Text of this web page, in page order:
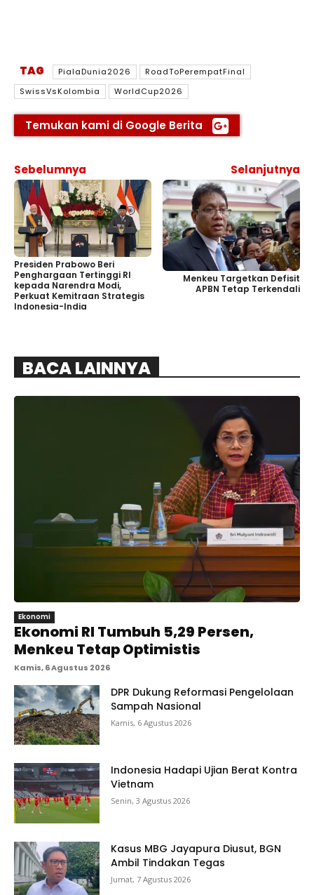
TAG PialaDunia2026
RoadToPerempatFinal
SwissVsKolombia
WorldCup2026
Temukan kami di Google Berita
Sebelumnya
Presiden Prabowo Beri
Penghargaan Tertinggi RI
kepada Narendra Modi,
Perkuat Kemitraan Strategis
Indonesia-India
Selanjutnya
Menkeu Targetkan Defisit
APBN Tetap Terkendali
BACA LAINNYA
Ekonomi
Ekonomi RI Tumbuh 5,29 Persen,
Menkeu Tetap Optimistis
Kamis, 6 Agustus 2026
DPR Dukung Reformasi Pengelolaan
Sampah Nasional
Kamis, 6 Agustus 2026
Indonesia Hadapi Ujian Berat Kontra
Vietnam
Senin, 3 Agustus 2026
Kasus MBG Jayapura Diusut, BGN
Ambil Tindakan Tegas
Jumat, 7 Agustus 2026